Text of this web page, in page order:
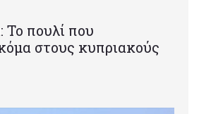
Το πουλί που
στους κυπριακούς